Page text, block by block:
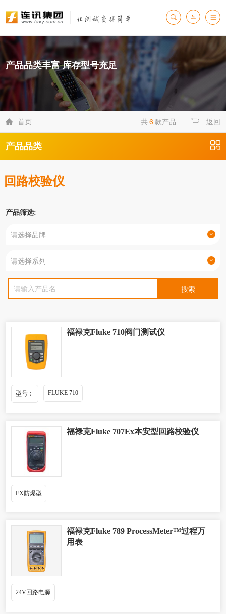
产品品类丰富 库存型号充足
 首页 共6款产品 返回
产品品类
回路校验仪
产品筛选:
福禄克Fluke 710阀门测试仪
型号： FLUKE 710
福禄克Fluke 707Ex本安型回路校验仪
EX防爆型
福禄克Fluke 789 ProcessMeter™过程万
用表
24V回路电源